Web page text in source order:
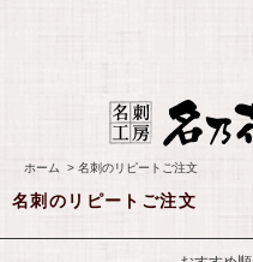
ホーム > 名刺のリピートご注文
名刺のリピートご注文